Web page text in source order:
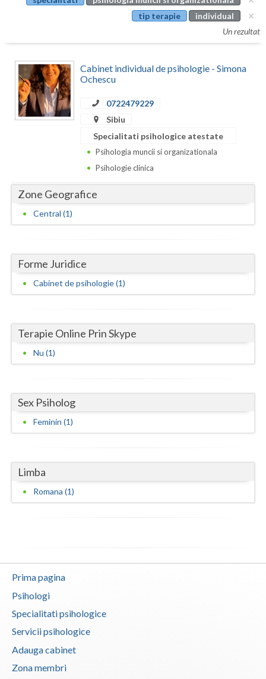
Calarasi
Caras-Severin
Cluj
Constanta
Dolj
Galati
Gorj
Harghita
Ialomita
Iasi
Maramures
Mehedinti
Neamt
Sibiu
Suceava
Teleorman
Timis
tip terapie
individual
Un rezultat
Cabinet individual de psihologie - Simona
Ochescu
0722479229
Sibiu
Specialitati psihologice atestate
Psihologia muncii si organizationala
Psihologie clinica
Zone Geografice
Central (1)
Forme Juridice
Cabinet de psihologie (1)
Terapie Online Prin Skype
Nu (1)
Sex Psiholog
Feminin (1)
Limba
Romana (1)
Prima pagina
Psihologi
Specialitati psihologice
Servicii psihologice
Adauga cabinet
Zona membri